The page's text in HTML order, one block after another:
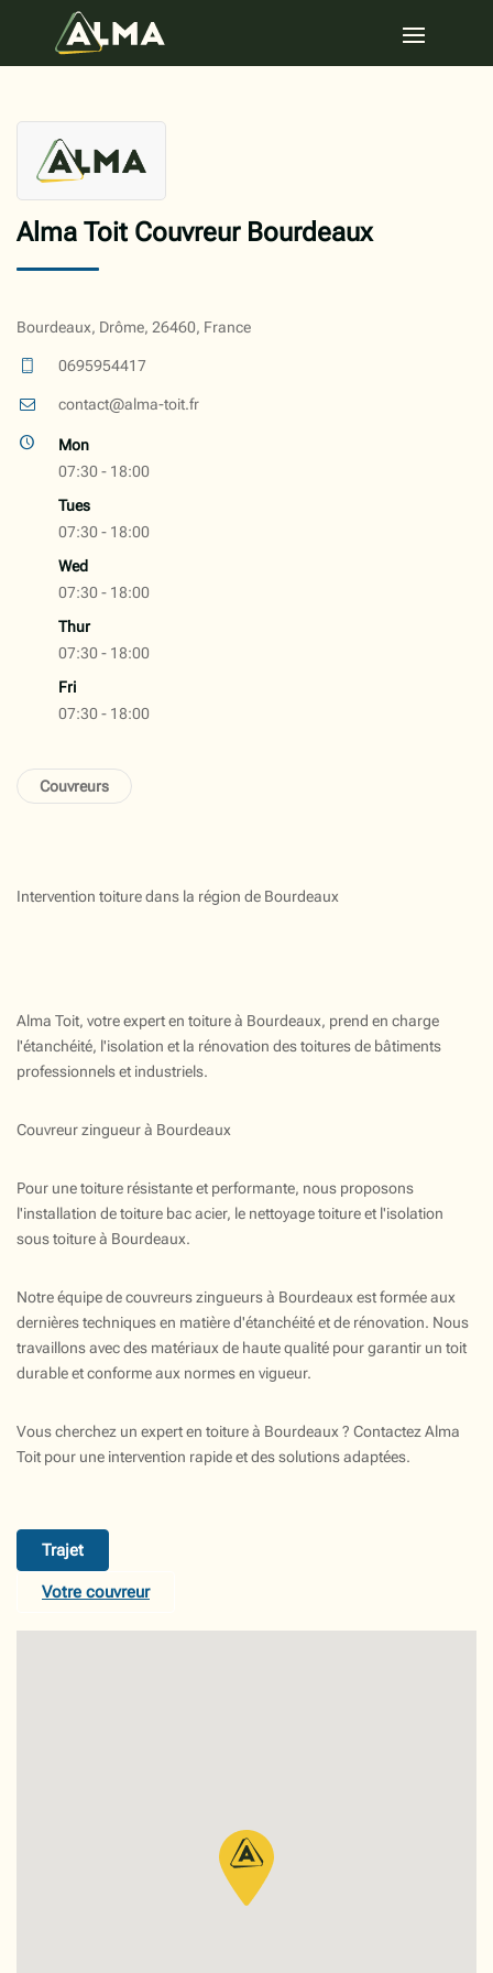
Alma Toit Couvreur Bourdeaux
Bourdeaux, Drôme, 26460, France
0695954417
contact@alma-toit.fr
Mon
07:30 - 18:00
Tues
07:30 - 18:00
Wed
07:30 - 18:00
Thur
07:30 - 18:00
Fri
07:30 - 18:00
Couvreurs
Intervention toiture dans la région de Bourdeaux
Alma Toit, votre expert en toiture à Bourdeaux, prend en charge
l'étanchéité, l'isolation et la rénovation des toitures de bâtiments
professionnels et industriels.
Couvreur zingueur à Bourdeaux
Pour une toiture résistante et performante, nous proposons
l'installation de toiture bac acier, le nettoyage toiture et l'isolation
sous toiture à Bourdeaux.
Notre équipe de couvreurs zingueurs à Bourdeaux est formée aux
dernières techniques en matière d'étanchéité et de rénovation. Nous
travaillons avec des matériaux de haute qualité pour garantir un toit
durable et conforme aux normes en vigueur.
Vous cherchez un expert en toiture à Bourdeaux ? Contactez Alma
Toit pour une intervention rapide et des solutions adaptées.
Trajet
Votre couvreur